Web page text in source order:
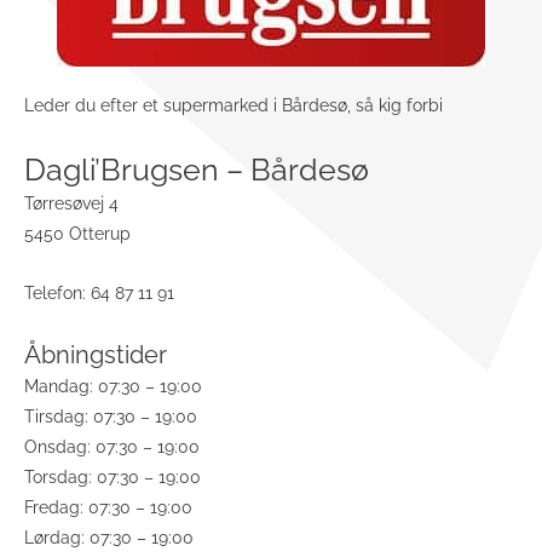
Leder du efter et supermarked i Bårdesø, så kig forbi
Dagli’Brugsen – Bårdesø
Tørresøvej 4
5450 Otterup
Telefon: 64 87 11 91
Åbningstider
Mandag: 07:30 – 19:00
Tirsdag: 07:30 – 19:00
Onsdag: 07:30 – 19:00
Torsdag: 07:30 – 19:00
Fredag: 07:30 – 19:00
Lørdag: 07:30 – 19:00